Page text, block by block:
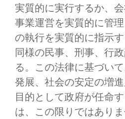
実質的に実行するか、会
事業運営を実質的に管
の執行を実質的に指示
同様の民事、刑事、行
る。この法律に基づい
発展、社会の安定の増
目的として政府が任命
は、この限りではありま